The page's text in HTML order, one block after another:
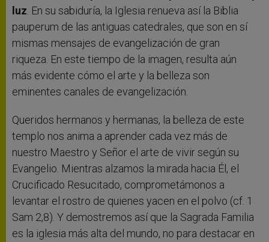
luz . En su sabiduría, la Iglesia renueva así la Biblia
pauperum de las antiguas catedrales, que son en sí
mismas mensajes de evangelización de gran
riqueza. En este tiempo de la imagen, resulta aún
más evidente cómo el arte y la belleza son
eminentes canales de evangelización.
Queridos hermanos y hermanas, la belleza de este
templo nos anima a aprender cada vez más de
nuestro Maestro y Señor el arte de vivir según su
Evangelio. Mientras alzamos la mirada hacia Él, el
Crucificado Resucitado, comprometámonos a
levantar el rostro de quienes yacen en el polvo (cf. 1
Sam 2,8). Y demostremos así que la Sagrada Familia
es la iglesia más alta del mundo, no para destacar en